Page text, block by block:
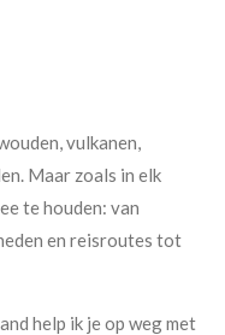
vulkanen,
Maar zoals in elk
te houden: van
en reisroutes tot
help ik je op weg met